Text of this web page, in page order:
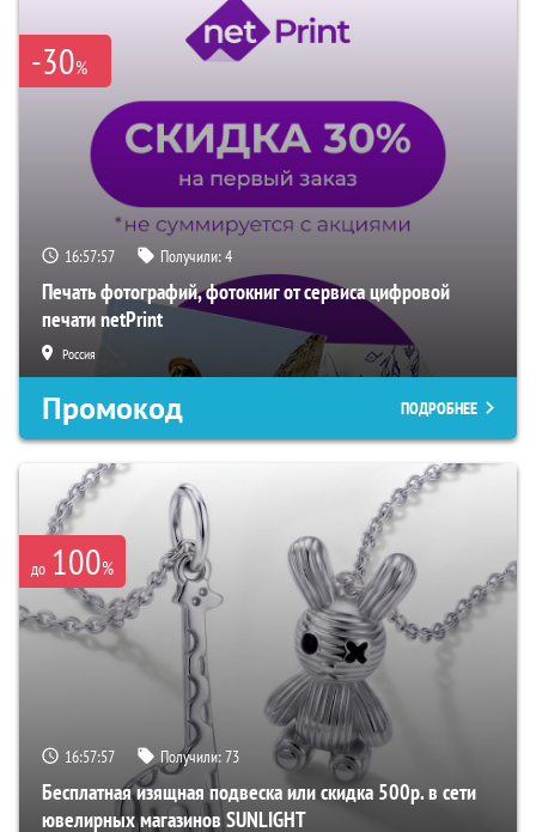
-30%
16:57:56 Получили:4
Печать фотографий, фотокниг от сервиса цифровой
печати netPrint
Россия
Промокод ПОДРОБНЕЕ
до 100%
16:57:56 Получили:73
Бесплатная изящная подвеска или скидка 500р. в сети
ювелирных магазинов SUNLIGHT